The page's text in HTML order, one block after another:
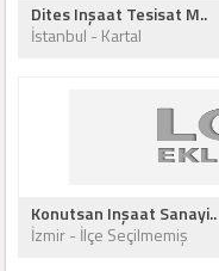
Dites Inşaat Tesisat M..
İstanbul - Kartal
Konutsan Inşaat Sanayi..
İzmir - İlçe Seçilmemiş